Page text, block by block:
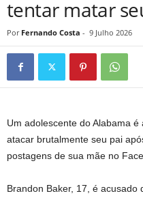
tentar matar
Por Fernando Costa - 9 Julho 2026
Um adolescente do Alabama
atacar brutalmente seu pai
postagens de sua mãe no
Brandon Baker, 17, é acusado